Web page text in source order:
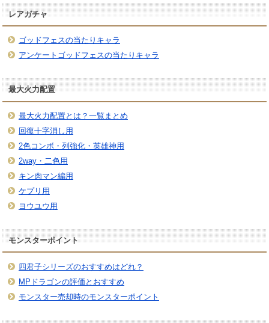
レアガチャ
ゴッドフェスの当たりキャラ
アンケートゴッドフェスの当たりキャラ
最大火力配置
最大火力配置とは？一覧まとめ
回復十字消し用
2色コンボ・列強化・英雄神用
2way・二色用
キン肉マン編用
ケプリ用
ヨウユウ用
モンスターポイント
四君子シリーズのおすすめはどれ？
MPドラゴンの評価とおすすめ
モンスター売却時のモンスターポイント